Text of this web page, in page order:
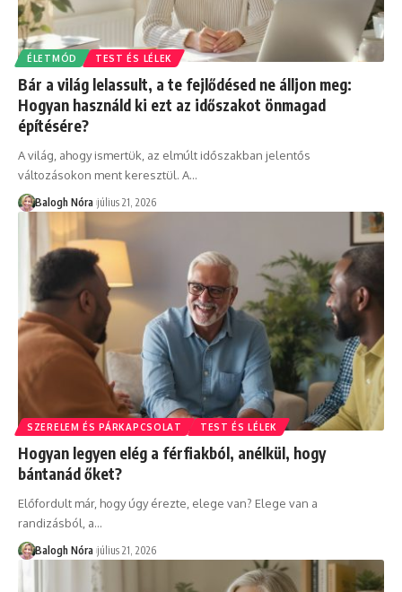
ÉLETMÓD TEST ÉS LÉLEK
Bár a világ lelassult, a te fejlődésed ne álljon meg:
Hogyan használd ki ezt az időszakot önmagad
építésére?
A világ, ahogy ismertük, az elmúlt időszakban jelentős
változásokon ment keresztül. A…
Balogh Nóra július 21, 2026
SZERELEM ÉS PÁRKAPCSOLAT TEST ÉS LÉLEK
Hogyan legyen elég a férfiakból, anélkül, hogy
bántanád őket?
Előfordult már, hogy úgy érezte, elege van? Elege van a
randizásból, a…
Balogh Nóra július 21, 2026